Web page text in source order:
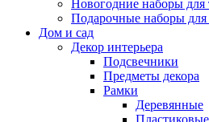
Новогодние наборы для
Подарочные наборы для
Дом и сад
Декор интерьера
Подсвечники
Предметы декора
Рамки
Деревянные
Пластиковые